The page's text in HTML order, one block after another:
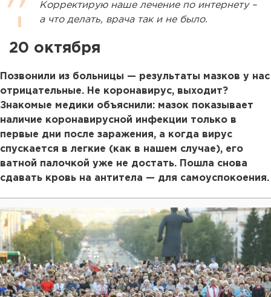
Корректирую наше лечение по интернету –
а что делать, врача так и не было.
20 октября
Позвонили из больницы — результаты мазков у нас
отрицательные. Не коронавирус, выходит?
Знакомые медики объяснили: мазок показывает
наличие коронавирусной инфекции только в
первые дни после заражения, а когда вирус
спускается в легкие (как в нашем случае), его
ватной палочкой уже не достать. Пошла снова
сдавать кровь на антитела — для самоуспокоения.